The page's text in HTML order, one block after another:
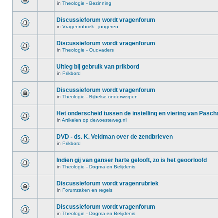
in Theologie - Bezinning
Discussieforum wordt vragenforum
in Vragenrubriek - jongeren
Discussieforum wordt vragenforum
in Theologie - Oudvaders
Uitleg bij gebruik van prikbord
in Prikbord
Discussieforum wordt vragenforum
in Theologie - Bijbelse onderwerpen
Het onderscheid tussen de instelling en viering van
in Artikelen op dewoesteweg.nl
DVD - ds. K. Veldman over de zendbrieven
in Prikbord
Indien gij van ganser harte gelooft, zo is het geoorloofd
in Theologie - Dogma en Belijdenis
Discussieforum wordt vragenrubriek
in Forumzaken en regels
Discussieforum wordt vragenforum
in Theologie - Dogma en Belijdenis